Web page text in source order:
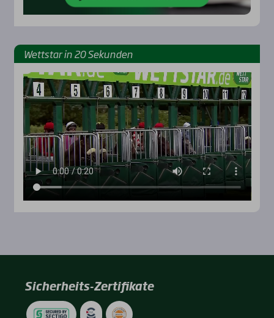
Wett­star in 20 Sekun­den
Sicherheits-Zertifikate